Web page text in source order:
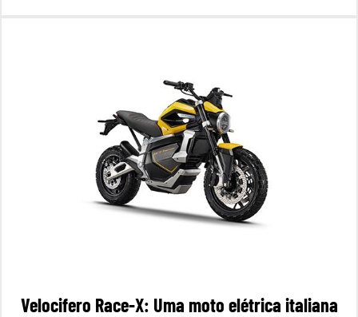
Velocifero Race-X: Uma moto elétrica italiana